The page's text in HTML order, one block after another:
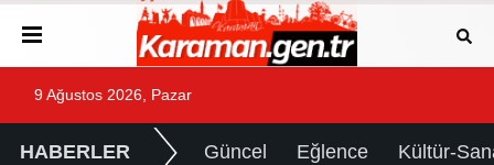
9 Ağustos 2026, Pazar
HABERLER Güncel Eğlence Kültür-